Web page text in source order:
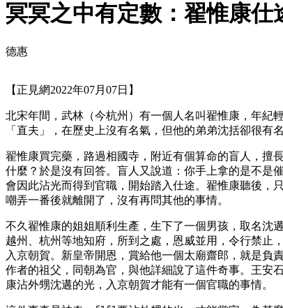
冥冥之中有定數：翟惟康仕
德惠
【正見網2022年07月07日】
北宋年間，武林（今杭州）有一個人名叫翟惟康，年紀
「直夫」，在歷史上沒有名氣，但他的弟弟沈括卻很
翟惟康買完藥，路過相國寺，附近有個算命的盲人，擅
什麼？於是沒有回答。盲人又說道：你手上拿的是不是
會因此沾光而得到官職，開始踏入仕途。翟惟康聽後，
嘲弄一番後就離開了，沒有再問其他的事情。
不久翟惟康的姐姐順利生產，生下了一個男孩，取名沈
越州、杭州等地知府，所到之處，恩威並用，令行禁止
入京朝賀。新皇帝開恩，賞給他一個太廟齋郎，就是負
作者的祖父，同朝為官，與他詳細說了這件奇事。王安
康沾外甥沈遘的光，入京朝賀才能有一個官職的事情。